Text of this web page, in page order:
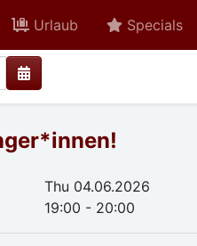
Urlaub Specials
Thu 04.06.2026
19:00 - 20:00